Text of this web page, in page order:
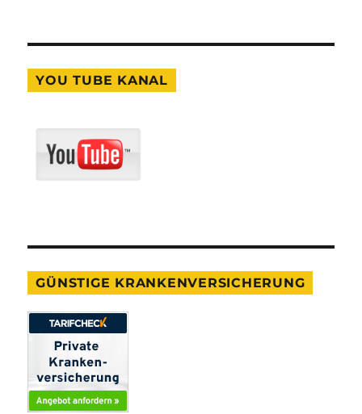
YOU TUBE KANAL
GÜNSTIGE KRANKENVERSICHERUNG